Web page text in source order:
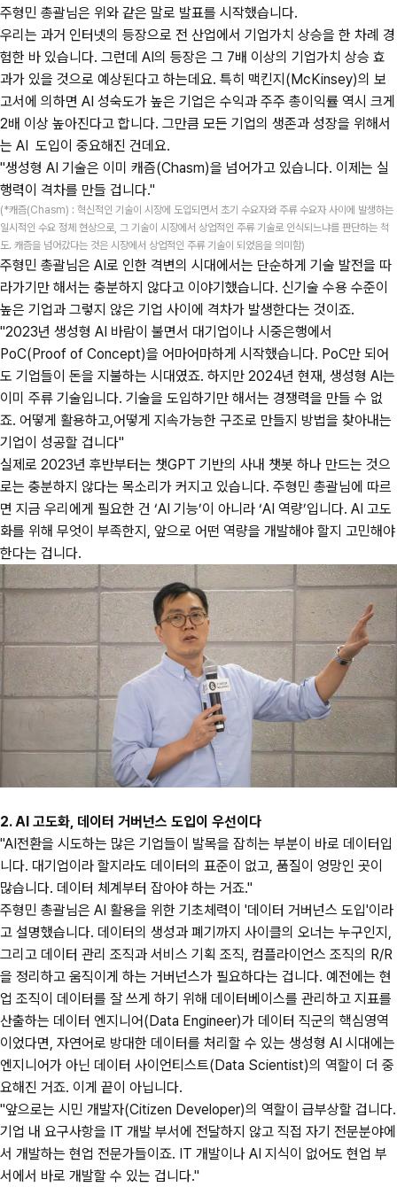
주형민 총괄님은 위와 같은 말로 발표를 시작했습니다.
우리는 과거 인터넷의 등장으로 전 산업에서 기업가치 상승을 한 차례 경
험한 바 있습니다. 그런데 AI의 등장은 그 7배 이상의 기업가치 상승 효
과가 있을 것으로 예상된다고 하는데요. 특히 맥킨지(McKinsey)의 보
고서에 의하면 AI 성숙도가 높은 기업은 수익과 주주 총이익률 역시 크게
2배 이상 높아진다고 합니다. 그만큼 모든 기업의 생존과 성장을 위해서
는 AI 도입이 중요해진 건데요.
"생성형 AI 기술은 이미 캐즘(Chasm)을 넘어가고 있습니다. 이제는 실
행력이 격차를 만들 겁니다."
(*캐즘(Chasm) : 혁신적인 기술이 시장에 도입되면서 초기 수요자와 주류 수요자 사이에 발생하는
일시적인 수요 정체 현상으로, 그 기술이 시장에서 상업적인 주류 기술로 인식되느냐를 판단하는 척
도. 캐즘을 넘어갔다는 것은 시장에서 상업적인 주류 기술이 되었음을 의미함)
주형민 총괄님은 AI로 인한 격변의 시대에서는 단순하게 기술 발전을 따
라가기만 해서는 충분하지 않다고 이야기했습니다. 신기술 수용 수준이
높은 기업과 그렇지 않은 기업 사이에 격차가 발생한다는 것이죠.
"2023년 생성형 AI 바람이 불면서 대기업이나 시중은행에서
PoC(Proof of Concept)을 어마어마하게 시작했습니다. PoC만 되어
도 기업들이 돈을 지불하는 시대였죠. 하지만 2024년 현재, 생성형 AI는
이미 주류 기술입니다. 기술을 도입하기만 해서는 경쟁력을 만들 수 없
죠. 어떻게 활용하고,어떻게 지속가능한 구조로 만들지 방법을 찾아내는
기업이 성공할 겁니다"
실제로 2023년 후반부터는 챗GPT 기반의 사내 챗봇 하나 만드는 것으
로는 충분하지 않다는 목소리가 커지고 있습니다. 주형민 총괄님에 따르
면 지금 우리에게 필요한 건 ‘AI 기능’이 아니라 ‘AI 역량’입니다. AI 고도
화를 위해 무엇이 부족한지, 앞으로 어떤 역량을 개발해야 할지 고민해야
한다는 겁니다.
2. AI 고도화, 데이터 거버넌스 도입이 우선이다
"AI전환을 시도하는 많은 기업들이 발목을 잡히는 부분이 바로 데이터입
니다. 대기업이라 할지라도 데이터의 표준이 없고, 품질이 엉망인 곳이
많습니다. 데이터 체계부터 잡아야 하는 거죠."
주형민 총괄님은 AI 활용을 위한 기초체력이 '데이터 거버넌스 도입'이라
고 설명했습니다. 데이터의 생성과 폐기까지 사이클의 오너는 누구인지,
그리고 데이터 관리 조직과 서비스 기획 조직, 컴플라이언스 조직의 R/R
을 정리하고 움직이게 하는 거버넌스가 필요하다는 겁니다. 예전에는 현
업 조직이 데이터를 잘 쓰게 하기 위해 데이터베이스를 관리하고 지표를
산출하는 데이터 엔지니어(Data Engineer)가 데이터 직군의 핵심영역
이었다면, 자연어로 방대한 데이터를 처리할 수 있는 생성형 AI 시대에는
엔지니어가 아닌 데이터 사이언티스트(Data Scientist)의 역할이 더 중
요해진 거죠. 이게 끝이 아닙니다.
"앞으로는 시민 개발자(Citizen Developer)의 역할이 급부상할 겁니다.
기업 내 요구사항을 IT 개발 부서에 전달하지 않고 직접 자기 전문분야에
서 개발하는 현업 전문가들이죠. IT 개발이나 AI 지식이 없어도 현업 부
서에서 바로 개발할 수 있는 겁니다."